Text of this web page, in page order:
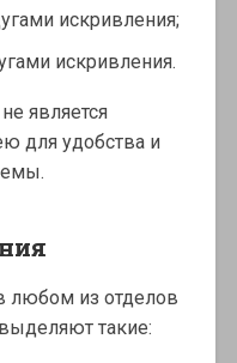
искривления;
искривления.
является
для удобства и
любом из отделов
такие: